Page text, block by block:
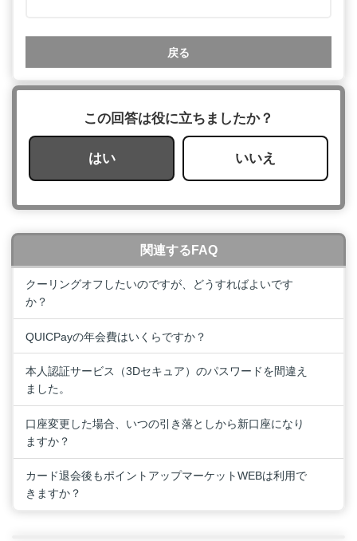
戻る
この回答は役に立ちましたか？
はい いいえ
関連するFAQ
クーリングオフしたいのですが、どうすればよいです
か？
QUICPayの年会費はいくらですか？
本人認証サービス（3Dセキュア）のパスワードを間違え
ました。
口座変更した場合、いつの引き落としから新口座になり
ますか？
カード退会後もポイントアップマーケットWEBは利用で
きますか？